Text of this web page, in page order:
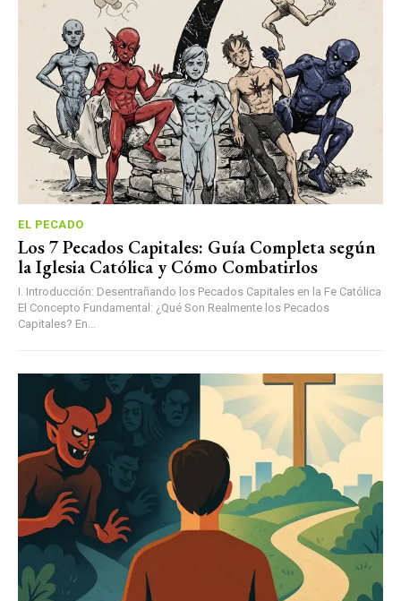
EL PECADO
Los 7 Pecados Capitales: Guía Completa según
la Iglesia Católica y Cómo Combatirlos
I. Introducción: Desentrañando los Pecados Capitales en la Fe Católica
El Concepto Fundamental: ¿Qué Son Realmente los Pecados
Capitales? En...